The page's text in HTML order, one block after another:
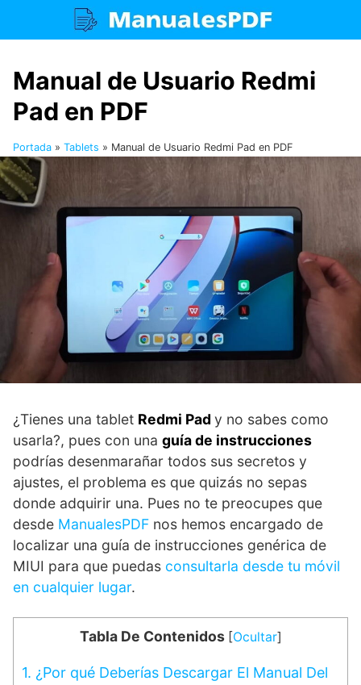
Manual de Usuario Redmi
Pad en PDF
Portada » Tablets » Manual de Usuario Redmi Pad en PDF
¿Tienes una tablet Redmi Pad y no sabes como
usarla?, pues con una guía de instrucciones
podrías desenmarañar todos sus secretos y
ajustes, el problema es que quizás no sepas
donde adquirir una. Pues no te preocupes que
desde ManualesPDF nos hemos encargado de
localizar una guía de instrucciones genérica de
MIUI para que puedas consultarla desde tu móvil
en cualquier lugar.
Tabla De Contenidos [Ocultar]
1. ¿Por qué Deberías Descargar El Manual Del